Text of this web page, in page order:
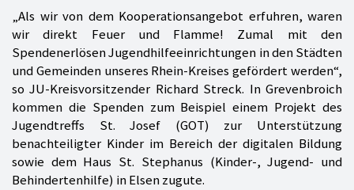
„Als wir von dem Kooperationsangebot erfuhren, waren
wir direkt Feuer und Flamme! Zumal mit den
Spendenerlösen Jugendhilfeeinrichtungen in den Städten
und Gemeinden unseres Rhein-Kreises gefördert werden“,
so JU-Kreisvorsitzender Richard Streck. In Grevenbroich
kommen die Spenden zum Beispiel einem Projekt des
Jugendtreffs St. Josef (GOT) zur Unterstützung
benachteiligter Kinder im Bereich der digitalen Bildung
sowie dem Haus St. Stephanus (Kinder-, Jugend- und
Behindertenhilfe) in Elsen zugute.